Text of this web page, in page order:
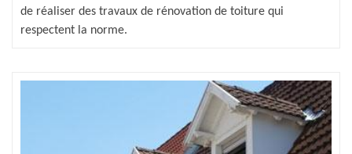
de réaliser des travaux de rénovation de toiture qui
respectent la norme.